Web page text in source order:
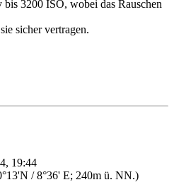
3200 ISO, wobei das Rauschen
sicher vertragen.
19:44
/ 8°36' E; 240m ü. NN.)